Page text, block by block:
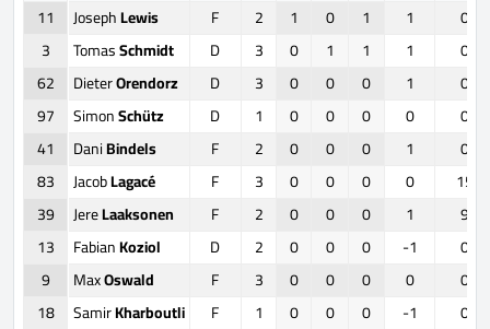
11
JosephLewis F 2 1 0 1 1
0
3
TomasSchmidt D 3 0 1 1 1
0
62
DieterOrendorz D 3 0 0 0 1
0
97
SimonSchütz D 1 0 0 0 0
0
41
DaniBindels F 2 0 0 0 1
0
83
JacobLagacé F 3 0 0 0 0
15
39
JereLaaksonen F 2 0 0 0 1
9
13
FabianKoziol D 2 0 0 0 -1
0
9
MaxOswald F 3 0 0 0 0
0
18
SamirKharboutli F 1 0 0 0 -1
0